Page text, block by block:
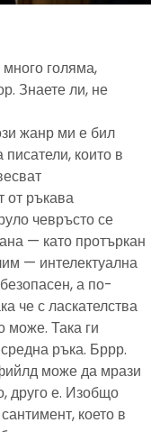
голяма,
Знаете ли, не
жанр ми е бил
които в
от ръкава
чевръсто се
— като протъркан
— интелектуална
а по-
че с ласкателства
може. Така ги
ръка. Бррр.
може да мрази
друго е. Изобщо
което в